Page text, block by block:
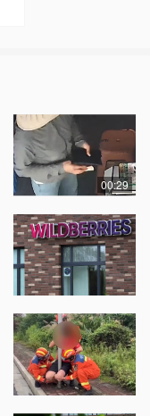
00:29